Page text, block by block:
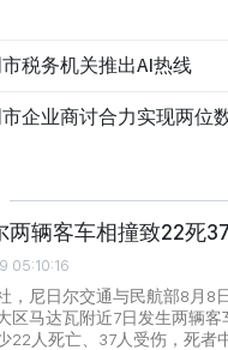
税务机关推出AI热线
企业商讨合力实现两位
两辆客车相撞致22死
05:10:16
，尼日尔交通与民航部8月8
区马达瓦附近7日发生两辆客
22人死亡、37人受伤，死者